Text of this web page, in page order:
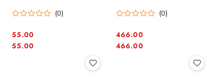
Koken [PKC41](0)
Cena:
55.00
Cena:
55.00
16, ALPEN [0000500216100]
(0)
Cena:
466.00
Cena:
466.00